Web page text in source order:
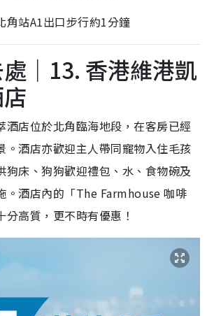
角站A1出口步行約1分鐘
｜13. 香港維港凱
酒店位於北角臨海地段，在客房已經
。酒店亦歡迎主人帶同寵物入住毛孩
狗床、狗狗歡迎禮包、水、食物碗及
。酒店內的「The Farmhouse 咖啡
高質，更不時有優惠！